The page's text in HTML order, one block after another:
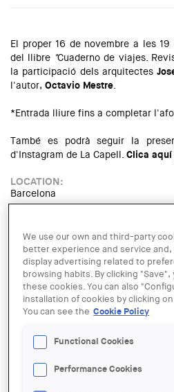
El proper 16 de novembre a les
del llibre "Cuaderno de viajes.
la participació dels arquitectes
l'autor, Octavio Mestre.
*Entrada lliure fins a completar
També es podrà seguir la
d'Instagram de La Capell. Clica aquí
LOCATION:
Barcelona
Read moreabout presentació del llibre
El pròxim 14 de juliol a les 19h,
ergònom i posturòleg, iAlbert
l'Espai públic de l'AMB,
"Ergonomia i espai públic".
*Entrada lliure fins a completar
Barcelona
Read more
We use our own and third-party
better experience and service
display advertising related to
browsing habits. By clicking
these cookies. You can also
installation of cookies by clicking
You can see the Cookie Policy
Functional Cookies
Performance Cookies